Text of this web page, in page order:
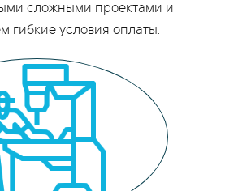
сложными проектами и
гибкие условия оплаты.